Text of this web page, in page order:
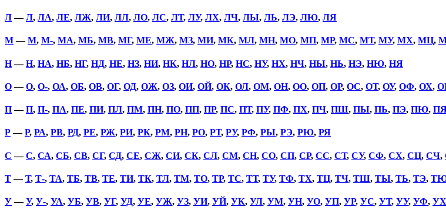
Л—Л, ЛА, ЛЕ, ЛЖ, ЛИ, ЛЛ, ЛО, ЛС, ЛТ, ЛУ, ЛХ, ЛЧ, ЛЫ, ЛЬ, ЛЭ, ЛЮ, ЛЯ
М—М, М-, МА, МБ, МВ, МГ, МЕ, МЖ, МЗ, МИ, МК, МЛ, МН, МО, МП, МР, МС, МТ, МУ, МХ, МЦ,
Н—Н, НА, НБ, НГ, НД, НЕ, НЗ, НИ, НК, НЛ, НО, НР, НС, НУ, НХ, НЧ, НЫ, НЬ, НЭ, НЮ, НЯ
О—О, О-, ОА, ОБ, ОВ, ОГ, ОД, ОЖ, ОЗ, ОИ, ОЙ, ОК, ОЛ, ОМ, ОН, ОО, ОП, ОР, ОС, ОТ, ОУ, ОФ, ОХ,
П—П, П-, ПА, ПЕ, ПИ, ПЛ, ПМ, ПН, ПО, ПП, ПР, ПС, ПТ, ПУ, ПФ, ПХ, ПЧ, ПШ, ПЫ, ПЬ, ПЭ, ПЮ,
Р—Р, РА, РВ, РД, РЕ, РЖ, РИ, РК, РМ, РН, РО, РТ, РУ, РФ, РЫ, РЭ, РЮ, РЯ
С —С, СА, СБ, СВ, СГ, СД, СЕ, СЖ, СИ, СК, СЛ, СМ, СН, СО, СП, СР, СС, СТ, СУ, СФ, СХ, СЦ, СЧ,
Т—Т, Т-, ТА, ТБ, ТВ, ТЕ, ТИ, ТК, ТЛ, ТМ, ТО, ТР, ТС, ТТ, ТУ, ТФ, ТХ, ТЦ, ТЧ, ТШ, ТЫ, ТЬ, ТЭ,
У—У, У-, УА, УБ, УВ, УГ, УД, УЕ, УЖ, УЗ, УИ, УЙ, УК, УЛ, УМ, УН, УО, УП, УР, УС, УТ, УУ, УФ, УХ